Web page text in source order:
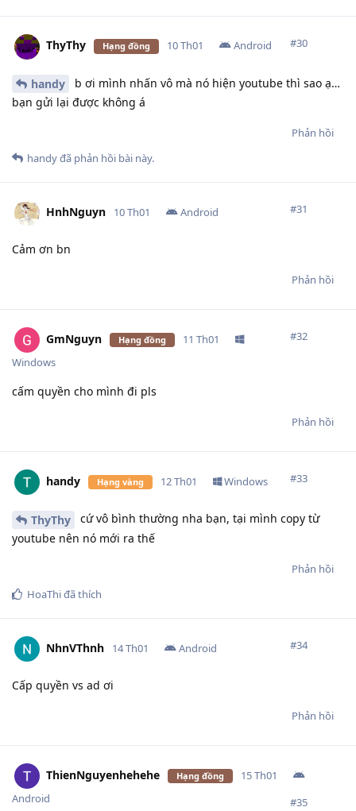
ThyThy Hạng đồng 10 Th01 #30
Android
handy
b ơi mình nhấn vô mà nó hiện youtube thì sao ạ…
bạn gửi lại được không á
Phản hồi
handyđã phản hồi bài này.
HnhNguyn 10 Th01 #31
Android
Cảm ơn bn
Phản hồi
GmNguyn Hạng đồng 11 Th01 #32
Windows
cấm quyền cho mình đi pls
Phản hồi
handy Hạng vàng 12 Th01 #33
Windows
ThyThy
cứ vô bình thường nha bạn, tại mình copy từ
youtube nên nó mới ra thế
Phản hồi
HoaThiđã thích
NhnVThnh 14 Th01 #34
Android
Cấp quyền vs ad ơi
Phản hồi
ThienNguyenhehehe Hạng đồng
15 Th01
#35
Android